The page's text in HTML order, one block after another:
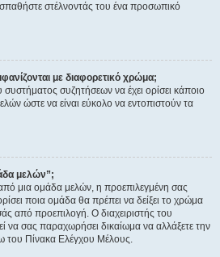
στέλνοντάς του ένα προσωπικό
με διαφορετικό χρώμα;
συστήματος συζητήσεων να έχει ορίσει κάποιο
ώστε να είναι εύκολο να εντοπιστούν τα
μελών”;
μια ομάδα μελών, η προεπιλεγμένη σας
ποια ομάδα θα πρέπει να δείξει το χρώμα
από προεπιλογή. Ο διαχειριστής του
να σας παραχωρήσει δικαίωμα να αλλάξετε την
του Πίνακα Ελέγχου Μέλους.